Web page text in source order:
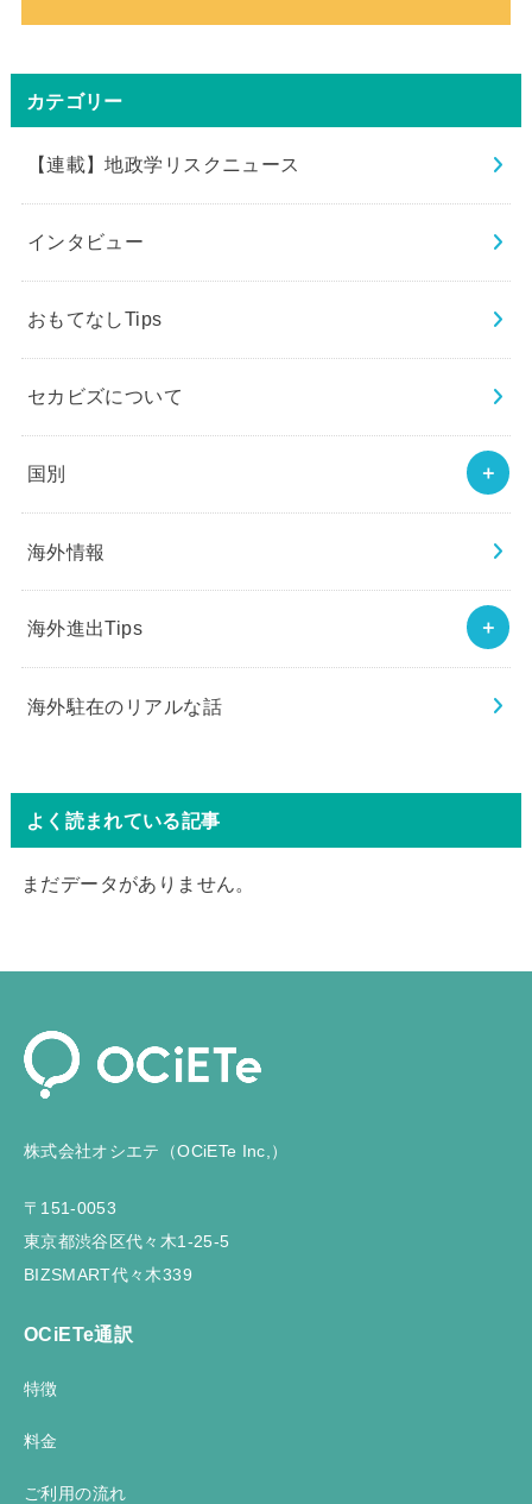
カテゴリー
【連載】地政学リスクニュース
インタビュー
おもてなしTips
セカビズについて
国別
海外情報
海外進出Tips
海外駐在のリアルな話
よく読まれている記事
まだデータがありません。
株式会社オシエテ（OCiETe Inc,）
〒151-0053
東京都渋谷区代々木1-25-5
BIZSMART代々木339
OCiETe通訳
特徴
料金
ご利用の流れ